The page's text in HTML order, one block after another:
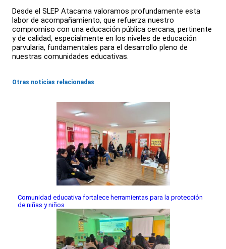
Desde el SLEP Atacama valoramos profundamente esta
labor de acompañamiento, que refuerza nuestro
compromiso con una educación pública cercana, pertinente
y de calidad, especialmente en los niveles de educación
parvularia, fundamentales para el desarrollo pleno de
nuestras comunidades educativas.
Otras noticias relacionadas
Comunidad educativa fortalece herramientas para la protección
de niñas y niños